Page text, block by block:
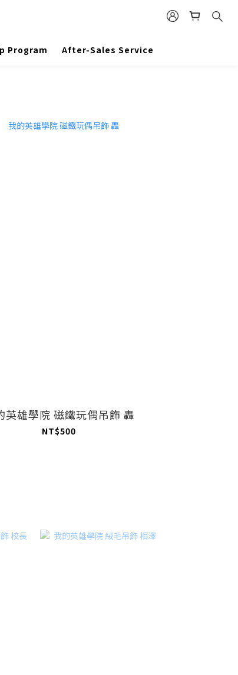
Program After-Sales Service
英雄學院 磁鐵玩偶吊飾 轟
NT$500